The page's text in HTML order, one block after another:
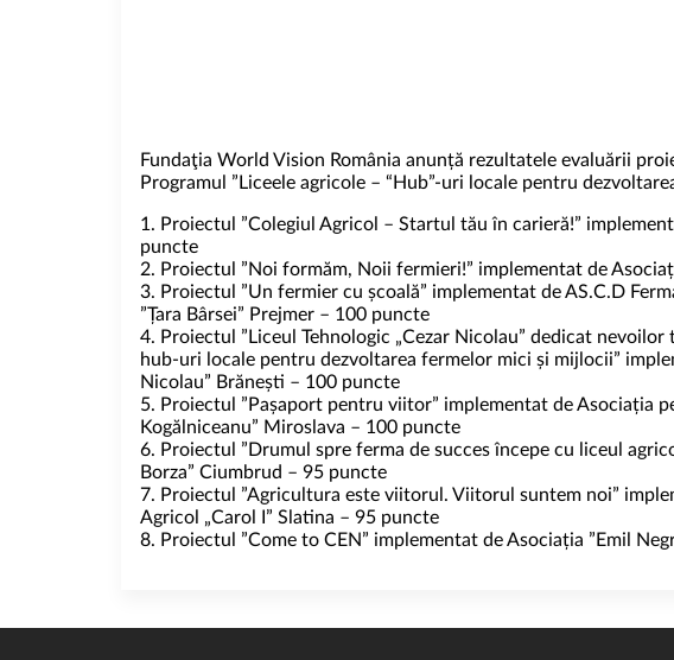
Fundaţia World Vision România anunță rezultatele evaluării
Programul ”Liceele agricole – “Hub”-uri locale pentru
1. Proiectul ”Colegiul Agricol – Startul tău în carieră!”
puncte
2. Proiectul ”Noi formăm, Noii fermieri!” implementat de
3. Proiectul ”Un fermier cu școală” implementat de AS.C.D
”Țara Bârsei” Prejmer – 100 puncte
4. Proiectul ”Liceul Tehnologic „Cezar Nicolau” dedicat
hub-uri locale pentru dezvoltarea fermelor mici și mijlocii”
Nicolau” Brănești – 100 puncte
5. Proiectul ”Pașaport pentru viitor” implementat de Asociația
Kogălniceanu” Miroslava – 100 puncte
6. Proiectul ”Drumul spre ferma de succes începe cu liceul
Borza” Ciumbrud – 95 puncte
7. Proiectul ”Agricultura este viitorul. Viitorul suntem noi”
Agricol „Carol I” Slatina – 95 puncte
8. Proiectul ”Come to CEN” implementat de Asociația ”Emil